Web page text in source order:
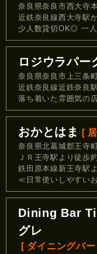
奈良県奈良市西大寺
近鉄奈良線西大寺駅
少人数貸切OK◎ 一
ロジウラパー
奈良県奈良市上三条
近鉄奈良線近鉄奈良
落ち着いた雰囲気の
おかとはま [
奈良県北葛城郡王寺
ＪＲ王寺駅より徒歩
鉄田原本線新王寺駅
≪日常使いしやすい
Dining Bar
グレ
[ ダイニングバ